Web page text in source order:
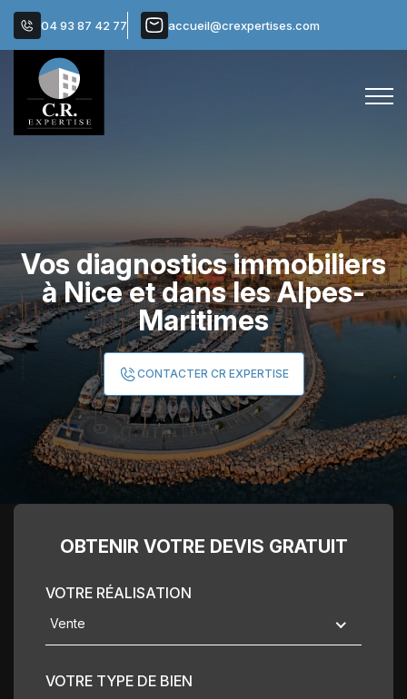
04 93 87 42 77 accueil@crexpertises.com
Vos diagnostics immobiliers
à Nice et dans les Alpes-
Maritimes
CONTACTER CR EXPERTISE
OBTENIR VOTRE DEVIS GRATUIT
VOTRE RÉALISATION
Vente
VOTRE TYPE DE BIEN